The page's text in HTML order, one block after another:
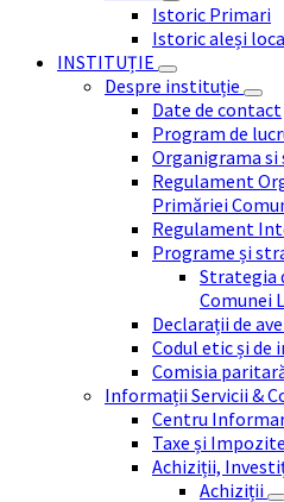
Istoric Primari
Istoric aleși
INSTITUȚIE
Despre instituție
Date de contact
Program de
Organigrama
Regulament
Primăriei
Regulament
Programe și
Strategia
Comunei
Declarații de
Codul etic și
Comisia
Informații Servicii &
Centru
Taxe și Impozite
Achiziții,
Achiziții